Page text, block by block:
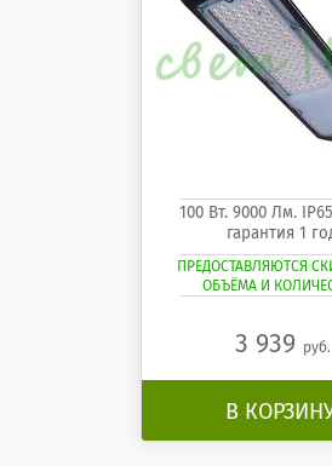
100 Вт. 9000 Лм.
гарантия 1
ПРЕДОСТАВЛЯЮТСЯ
ОБЪЁМА И
3 939 руб.
В